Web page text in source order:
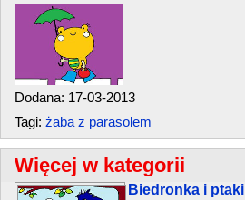
Dodana: 17-03-2013
Tagi: żaba z parasolem
Więcej w kategorii
Biedronka i ptaki